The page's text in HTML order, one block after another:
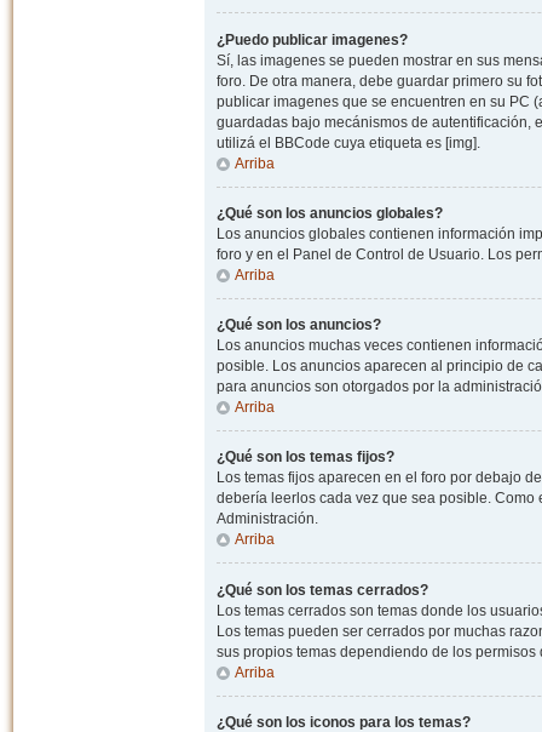
¿Puedo publicar imagenes?
Sí, las imagenes se pueden mostrar en sus
foro. De otra manera, debe guardar primero su
publicar imagenes que se encuentren en su PC
guardadas bajo mecánismos de autentificación,
utilizá el BBCode cuya etiqueta es [img].
Arriba
¿Qué son los anuncios globales?
Los anuncios globales contienen información
foro y en el Panel de Control de Usuario. Los
Arriba
¿Qué son los anuncios?
Los anuncios muchas veces contienen
posible. Los anuncios aparecen al principio de
para anuncios son otorgados por la
Arriba
¿Qué son los temas fijos?
Los temas fijos aparecen en el foro por debajo
debería leerlos cada vez que sea posible.
Administración.
Arriba
¿Qué son los temas cerrados?
Los temas cerrados son temas donde los
Los temas pueden ser cerrados por muchas
sus propios temas dependiendo de los
Arriba
¿Qué son los iconos para los temas?